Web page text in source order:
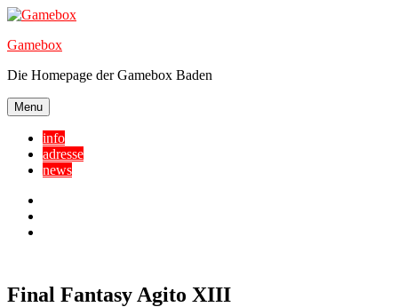
Skip
content
Gamebox
Die Homepage der Gamebox Baden
Menu
info
adresse
news
Final Fantasy Agito XIII